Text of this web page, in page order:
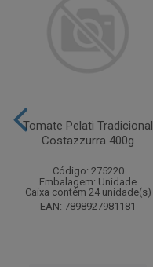
Tomate Pelati Tradicional
Costazzurra 400g
Código: 275220
Embalagem: Unidade
Caixa contém 24 unidade(s)
EAN: 7898927981181